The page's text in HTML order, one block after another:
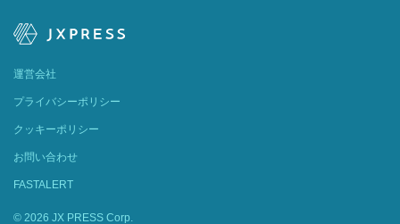
運営会社
プライバシーポリシー
クッキーポリシー
お問い合わせ
FASTALERT
© 2026 JX PRESS Corp.